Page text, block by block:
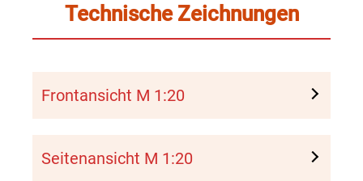
Technische Zeichnungen
Frontansicht M 1:20
Seitenansicht M 1:20